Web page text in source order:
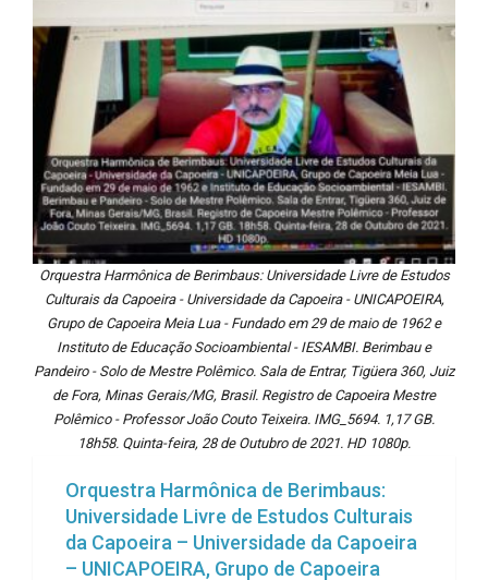
Orquestra Harmônica de Berimbaus: Universidade Livre de Estudos
Culturais da Capoeira - Universidade da Capoeira - UNICAPOEIRA,
Grupo de Capoeira Meia Lua - Fundado em 29 de maio de 1962 e
Instituto de Educação Socioambiental - IESAMBI. Berimbau e
Pandeiro - Solo de Mestre Polêmico. Sala de Entrar, Tigüera 360, Juiz
de Fora, Minas Gerais/MG, Brasil. Registro de Capoeira Mestre
Polêmico - Professor João Couto Teixeira. IMG_5694. 1,17 GB.
18h58. Quinta-feira, 28 de Outubro de 2021. HD 1080p.
Orquestra Harmônica de Berimbaus:
Universidade Livre de Estudos Culturais
da Capoeira – Universidade da Capoeira
– UNICAPOEIRA, Grupo de Capoeira